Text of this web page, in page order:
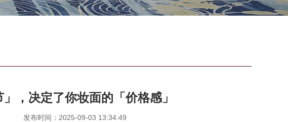
，决定了你妆面的「价格感」
发布时间：2025-09-03 13:34:49